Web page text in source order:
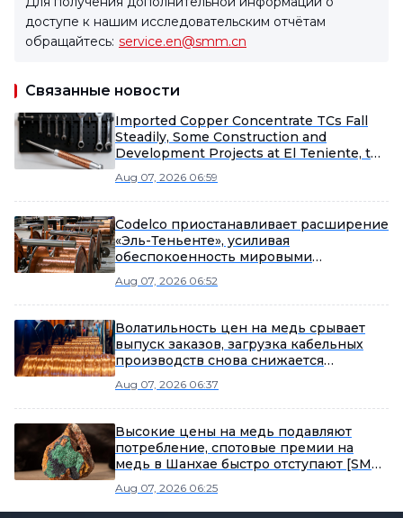
доступе к нашим исследовательским отчётам
обращайтесь: service.en@smm.cn
Связанные новости
Imported Copper Concentrate TCs Fall
Steadily, Some Construction and
Development Projects at El Teniente, the
Mine, Suspended [SMM Spot Copper
Concentrate Weekly Review]
Aug 07, 2026 06:59
Codelco приостанавливает расширение
«Эль-Теньенте», усиливая
обеспокоенность мировыми
Aug 07, 2026 06:52
Волатильность цен на медь срывает
выпуск заказов, загрузка кабельных
производств снова снижается
и кабелей SMM]
Aug 07, 2026 06:37
Высокие цены на медь подавляют
потребление, спотовые премии на
медь в Шанхае быстро отступают [SMM
спотового рынка меди]
Aug 07, 2026 06:25